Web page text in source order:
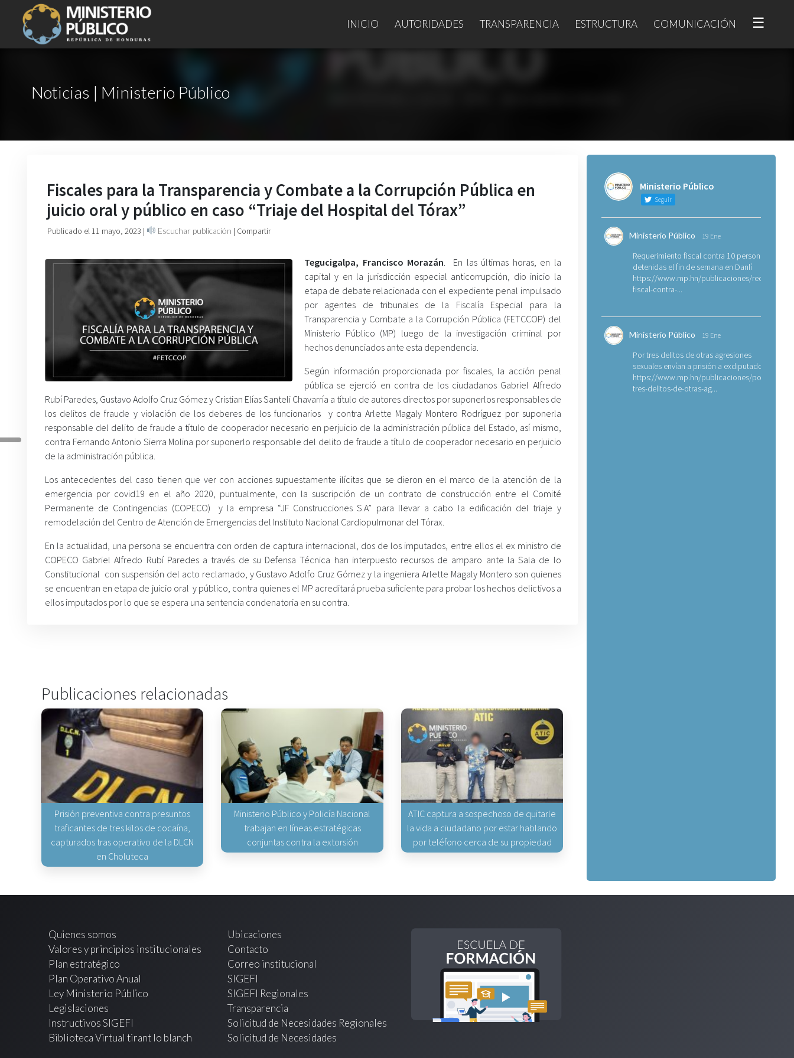
INICIO AUTORIDADES TRANSPARENCIA ESTRUCTURA COMUNICACIÓN ☰
Noticias | Ministerio Público
Fiscales para la Transparencia y Combate a la Corrupción Pública en
juicio oral y público en caso “Triaje del Hospital del Tórax”
Publicado el 11 mayo, 2023 | Escuchar publicación | Compartir
Tegucigalpa, Francisco Morazán. En las últimas horas, en la
capital y en la jurisdicción especial anticorrupción, dio inicio la
etapa de debate relacionada con el expediente penal impulsado
por agentes de tribunales de la Fiscalía Especial para la
Transparencia y Combate a la Corrupción Pública (FETCCOP) del
Ministerio Público (MP) luego de la investigación criminal por
hechos denunciados ante esta dependencia.
Según información proporcionada por fiscales, la acción penal
pública se ejerció en contra de los ciudadanos Gabriel Alfredo
Rubí Paredes, Gustavo Adolfo Cruz Gómez y Cristian Elías Santeli Chavarría a título de autores directos por suponerlos responsables de
los delitos de fraude y violación de los deberes de los funcionarios y contra Arlette Magaly Montero Rodríguez por suponerla
responsable del delito de fraude a título de cooperador necesario en perjuicio de la administración pública del Estado, así mismo,
contra Fernando Antonio Sierra Molina por suponerlo responsable del delito de fraude a título de cooperador necesario en perjuicio
de la administración pública.
Los antecedentes del caso tienen que ver con acciones supuestamente ilícitas que se dieron en el marco de la atención de la
emergencia por covid19 en el año 2020, puntualmente, con la suscripción de un contrato de construcción entre el Comité
Permanente de Contingencias (COPECO) y la empresa “JF Construcciones S.A” para llevar a cabo la edificación del triaje y
remodelación del Centro de Atención de Emergencias del Instituto Nacional Cardiopulmonar del Tórax.
En la actualidad, una persona se encuentra con orden de captura internacional, dos de los imputados, entre ellos el ex ministro de
COPECO Gabriel Alfredo Rubí Paredes a través de su Defensa Técnica han interpuesto recursos de amparo ante la Sala de lo
Constitucional con suspensión del acto reclamado, y Gustavo Adolfo Cruz Gómez y la ingeniera Arlette Magaly Montero son quienes
se encuentran en etapa de juicio oral y público, contra quienes el MP acreditará prueba suficiente para probar los hechos delictivos a
ellos imputados por lo que se espera una sentencia condenatoria en su contra.
Publicaciones relacionadas
Prisión preventiva contra presuntos
traficantes de tres kilos de cocaína,
capturados tras operativo de la DLCN
en Choluteca
Ministerio Público y Policía Nacional
trabajan en líneas estratégicas
conjuntas contra la extorsión
ATIC captura a sospechoso de quitarle
la vida a ciudadano por estar hablando
por teléfono cerca de su propiedad
Ministerio Público
Seguir
Ministerio Público 19 Ene
Requerimiento fiscal contra 10 personas
detenidas el fin de semana en Danlí
https://www.mp.hn/publicaciones/
fiscal-contra-...
Ministerio Público 19 Ene
Por tres delitos de otras agresiones
sexuales envían a prisión a exdiputado
https://www.mp.hn/publicaciones/por-
tres-delitos-de-otras-ag...
Quienes somos
Valores y principios institucionales
Plan estratégico
Plan Operativo Anual
Ley Ministerio Público
Legislaciones
Instructivos SIGEFI
Biblioteca Virtual tirant lo blanch
Ubicaciones
Contacto
Correo institucional
SIGEFI
SIGEFI Regionales
Transparencia
Solicitud de Necesidades Regionales
Solicitud de Necesidades